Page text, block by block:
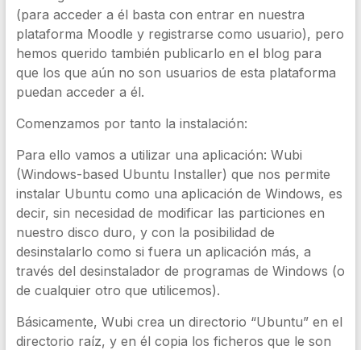
(para acceder a él basta con entrar en nuestra
plataforma Moodle y registrarse como usuario), pero
hemos querido también publicarlo en el blog para
que los que aún no son usuarios de esta plataforma
puedan acceder a él.
Comenzamos por tanto la instalación:
Para ello vamos a utilizar una aplicación: Wubi
(Windows-based Ubuntu Installer) que nos permite
instalar Ubuntu como una aplicación de Windows, es
decir, sin necesidad de modificar las particiones en
nuestro disco duro, y con la posibilidad de
desinstalarlo como si fuera un aplicación más, a
través del desinstalador de programas de Windows (o
de cualquier otro que utilicemos).
Básicamente, Wubi crea un directorio “Ubuntu” en el
directorio raíz, y en él copia los ficheros que le son